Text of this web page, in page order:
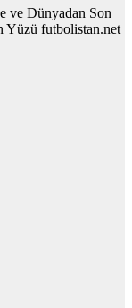
ve Dünyadan Son
Yüzü futbolistan.net